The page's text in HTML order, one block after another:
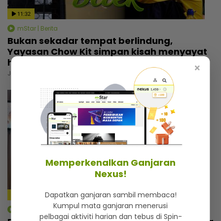
11:32
mStar | Berita
Bukan sekadar tempat berlindung,
Yayasan Chow Kit simpan kisah menyayat
hati
Jumaat, 31 Julai 2026 6:00 PM
mStar | Berita
×
Memperkenalkan Ganjaran
Nexus!
Dapatkan ganjaran sambil membaca!
Kumpul mata ganjaran menerusi
pelbagai aktiviti harian dan tebus di Spin-